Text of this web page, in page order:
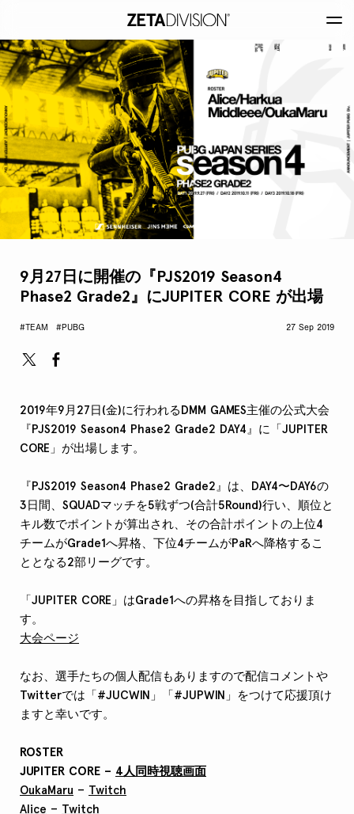
9月27日に開催の『PJS2019 Season4
Phase2 Grade2』にJUPITER CORE が出場
#TEAM #PUBG 27 Sep 2019
2019年9月27日(金)に行われるDMM GAMES主催の公式大会
『PJS2019 Season4 Phase2 Grade2 DAY4』に「JUPITER
CORE」が出場します。
『PJS2019 Season4 Phase2 Grade2』は、DAY4〜DAY6の
3日間、SQUADマッチを5戦ずつ(合計5Round)行い、順位と
キル数でポイントが算出され、その合計ポイントの上位4
チームがGrade1へ昇格、下位4チームがPaRへ降格するこ
ととなる2部リーグです。
「JUPITER CORE」はGrade1への昇格を目指しておりま
す。
大会ページ
なお、選手たちの個人配信もありますので配信コメントや
Twitterでは「#JUCWIN」「#JUPWIN」をつけて応援頂け
ますと幸いです。
ROSTER
JUPITER CORE – 4人同時視聴画面
OukaMaru – Twitch
Alice – Twitch